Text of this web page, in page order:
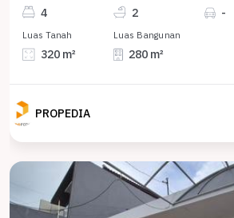
4 2 -
Luas Tanah
320 m²
Luas Bangunan
280 m²
PROPEDIA